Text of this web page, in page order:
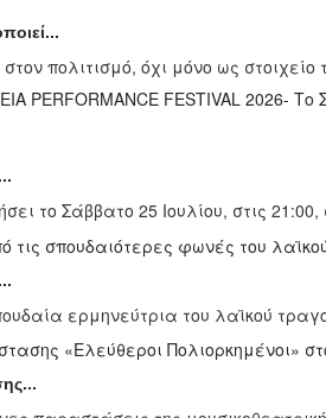
πολιτισμό, όχι μόνο ως στοιχείο
το Σάββατο 25 Ιουλίου, στις 21:00,
ερμηνεύτρια του λαϊκού